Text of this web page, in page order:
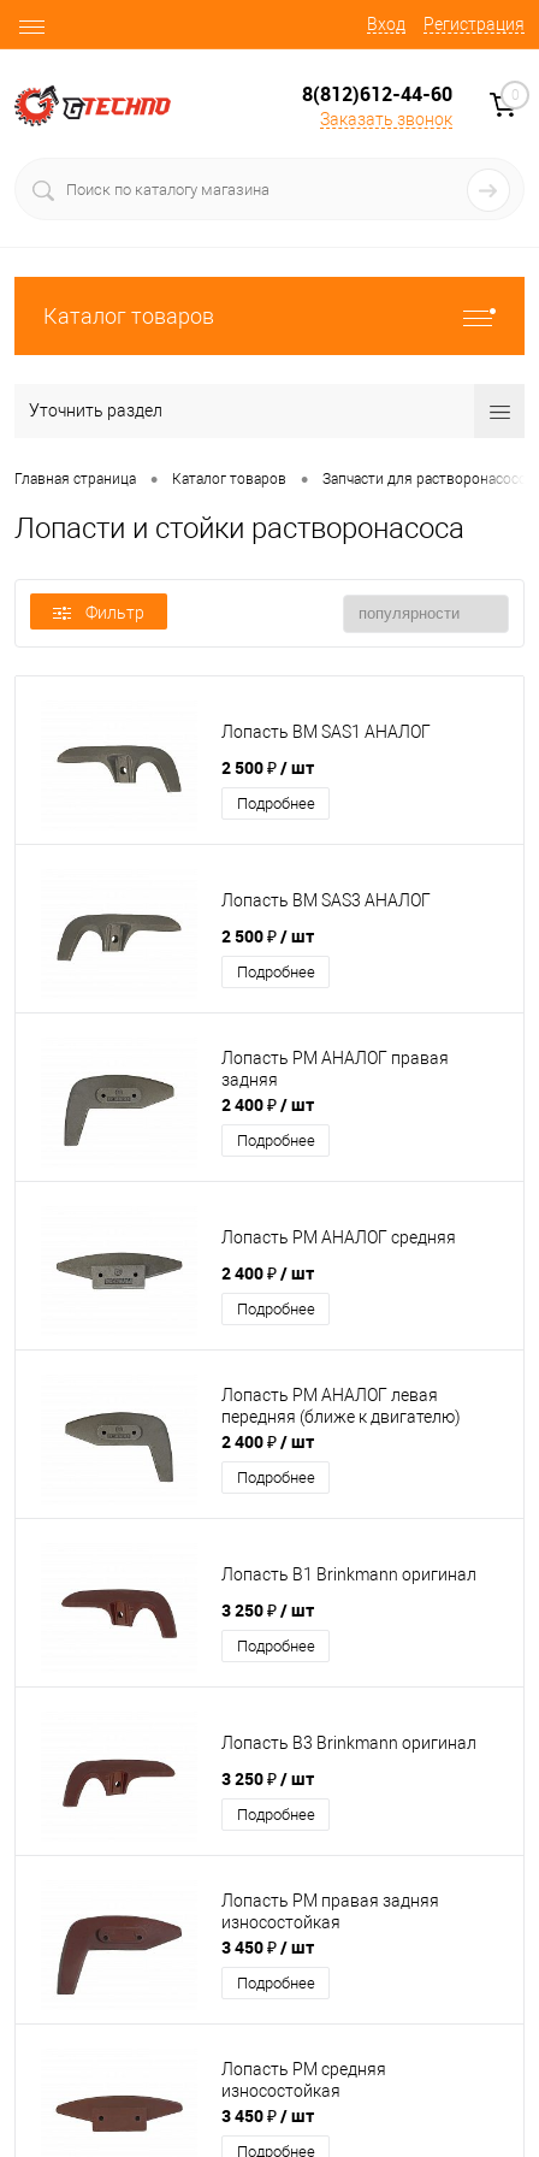
Вход Регистрация
8(812)612-44-60
Заказать звонок
0
Каталог товаров
Уточнить раздел
Главная страница • Каталог товаров • Запчасти для растворонасосов
Лопасти и стойки растворонасоса
Фильтр
Лопасть BM SAS1 АНАЛОГ
2 500 ₽/ шт
Подробнее
Лопасть BM SAS3 АНАЛОГ
2 500 ₽/ шт
Подробнее
Лопасть PM АНАЛОГ правая
задняя
2 400 ₽/ шт
Подробнее
Лопасть PM АНАЛОГ средняя
2 400 ₽/ шт
Подробнее
Лопасть PM АНАЛОГ левая
передняя (ближе к двигателю)
2 400 ₽/ шт
Подробнее
Лопасть В1 Brinkmann оригинал
3 250 ₽/ шт
Подробнее
Лопасть В3 Brinkmann оригинал
3 250 ₽/ шт
Подробнее
Лопасть PM правая задняя
износостойкая
3 450 ₽/ шт
Подробнее
Лопасть PM средняя
износостойкая
3 450 ₽/ шт
Подробнее